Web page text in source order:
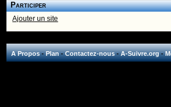
Participer
Ajouter un site
A Propos-Plan-Contactez-nous-A-Suivre.org-